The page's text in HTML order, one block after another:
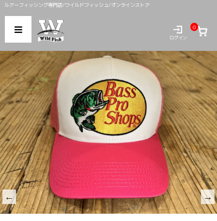
ルアーフィッシング専門店/ワイルドフィッシュ/オンラインストア
ログイン
0